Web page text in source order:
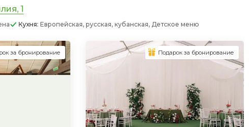
1
Кухня: Европейская, русская, кубанская, Детское меню
за бронирование Подарок за бронирование